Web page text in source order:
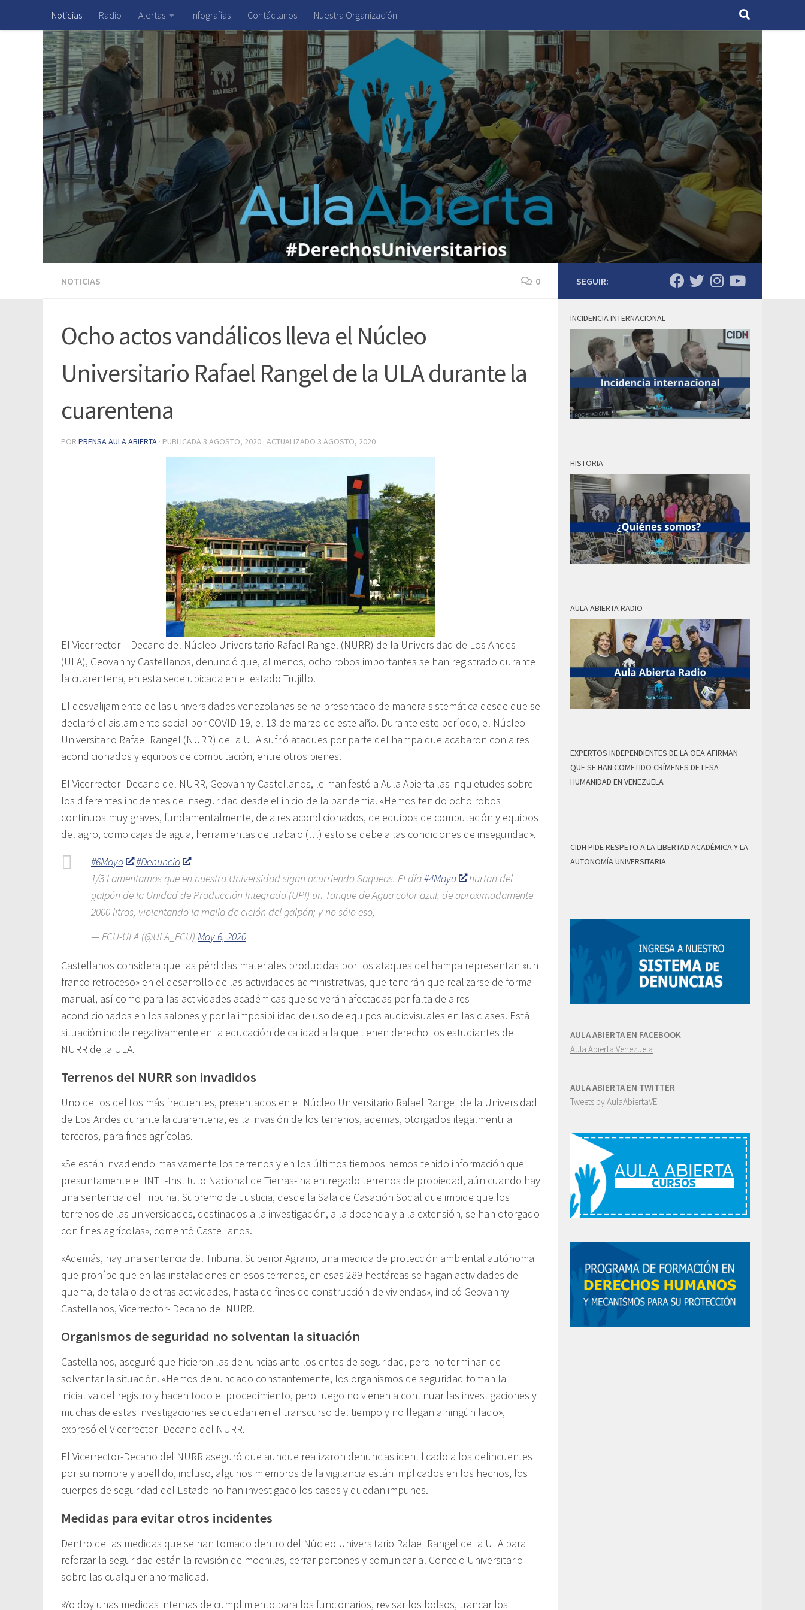
Saltar al contenido
Noticias Radio Alertas Infografías Contáctanos Nuestra Organización
NOTICIAS 0
Ocho actos vandálicos lleva el Núcleo
Universitario Rafael Rangel de la ULA durante la
cuarentena
POR PRENSA AULA ABIERTA · PUBLICADA3 AGOSTO, 2020 · ACTUALIZADO 3 AGOSTO, 2020
El Vicerrector – Decano del Núcleo Universitario Rafael Rangel (NURR) de la Universidad de Los Andes
(ULA), Geovanny Castellanos, denunció que, al menos, ocho robos importantes se han registrado durante
la cuarentena, en esta sede ubicada en el estado Trujillo.
El desvalijamiento de las universidades venezolanas se ha presentado de manera sistemática desde que se
declaró el aislamiento social por COVID-19, el 13 de marzo de este año. Durante este período, el Núcleo
Universitario Rafael Rangel (NURR) de la ULA sufrió ataques por parte del hampa que acabaron con aires
acondicionados y equipos de computación, entre otros bienes.
El Vicerrector- Decano del NURR, Geovanny Castellanos, le manifestó a Aula Abierta las inquietudes sobre
los diferentes incidentes de inseguridad desde el inicio de la pandemia. «Hemos tenido ocho robos
continuos muy graves, fundamentalmente, de aires acondicionados, de equipos de computación y equipos
del agro, como cajas de agua, herramientas de trabajo (…) esto se debe a las condiciones de inseguridad».
#6Mayo
#Denuncia
1/3 Lamentamos que en nuestra Universidad sigan ocurriendo Saqueos. El día#4Mayo
hurtan del
galpón de la Unidad de Producción Integrada (UPI) un Tanque de Agua color azul, de aproximadamente
2000 litros, violentando la malla de ciclón del galpón; y no sólo eso,
— FCU-ULA (@ULA_FCU) May 6, 2020
Castellanos considera que las pérdidas materiales producidas por los ataques del hampa representan «un
franco retroceso» en el desarrollo de las actividades administrativas, que tendrán que realizarse de forma
manual, así como para las actividades académicas que se verán afectadas por falta de aires
acondicionados en los salones y por la imposibilidad de uso de equipos audiovisuales en las clases. Está
situación incide negativamente en la educación de calidad a la que tienen derecho los estudiantes del
NURR de la ULA.
Terrenos del NURR son invadidos
Uno de los delitos más frecuentes, presentados en el Núcleo Universitario Rafael Rangel de la Universidad
de Los Andes durante la cuarentena, es la invasión de los terrenos, ademas, otorgados ilegalmentr a
terceros, para fines agrícolas.
«Se están invadiendo masivamente los terrenos y en los últimos tiempos hemos tenido información que
presuntamente el INTI -Instituto Nacional de Tierras- ha entregado terrenos de propiedad, aún cuando hay
una sentencia del Tribunal Supremo de Justicia, desde la Sala de Casación Social que impide que los
terrenos de las universidades, destinados a la investigación, a la docencia y a la extensión, se han otorgado
con fines agrícolas», comentó Castellanos.
«Además, hay una sentencia del Tribunal Superior Agrario, una medida de protección ambiental autónoma
que prohíbe que en las instalaciones en esos terrenos, en esas 289 hectáreas se hagan actividades de
quema, de tala o de otras actividades, hasta de fines de construcción de viviendas», indicó Geovanny
Castellanos, Vicerrector- Decano del NURR.
Organismos de seguridad no solventan la situación
Castellanos, aseguró que hicieron las denuncias ante los entes de seguridad, pero no terminan de
solventar la situación. «Hemos denunciado constantemente, los organismos de seguridad toman la
iniciativa del registro y hacen todo el procedimiento, pero luego no vienen a continuar las investigaciones y
muchas de estas investigaciones se quedan en el transcurso del tiempo y no llegan a ningún lado»,
expresó el Vicerrector- Decano del NURR.
El Vicerrector-Decano del NURR aseguró que aunque realizaron denuncias identificado a los delincuentes
por su nombre y apellido, incluso, algunos miembros de la vigilancia están implicados en los hechos, los
cuerpos de seguridad del Estado no han investigado los casos y quedan impunes.
Medidas para evitar otros incidentes
Dentro de las medidas que se han tomado dentro del Núcleo Universitario Rafael Rangel de la ULA para
reforzar la seguridad están la revisión de mochilas, cerrar portones y comunicar al Concejo Universitario
sobre las cualquier anormalidad.
«Yo doy unas medidas internas de cumplimiento para los funcionarios, revisar los bolsos, trancar los
SEGUIR:
INCIDENCIA INTERNACIONAL
HISTORIA
AULA ABIERTA RADIO
EXPERTOS INDEPENDIENTES DE LA OEA AFIRMAN
QUE SE HAN COMETIDO CRÍMENES DE LESA
HUMANIDAD EN VENEZUELA
CIDH PIDE RESPETO A LA LIBERTAD ACADÉMICA Y LA
AUTONOMÍA UNIVERSITARIA
AULA ABIERTA EN FACEBOOK
Aula Abierta Venezuela
AULA ABIERTA EN TWITTER
Tweets by AulaAbiertaVE